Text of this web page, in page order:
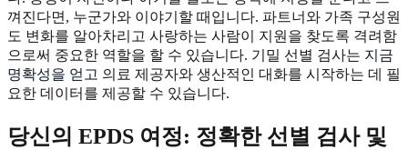
껴진다면, 누군가와 이야기할 때입니다. 파트너와 가족 구성원
도 변화를 알아차리고 사랑하는 사람이 지원을 찾도록 격려함
으로써 중요한 역할을 할 수 있습니다. 기밀 선별 검사는 지금
명확성을 얻고 의료 제공자와 생산적인 대화를 시작하는 데 필
요한 데이터를 제공할 수 있습니다.
당신의 EPDS 여정: 정확한 선별 검사 및